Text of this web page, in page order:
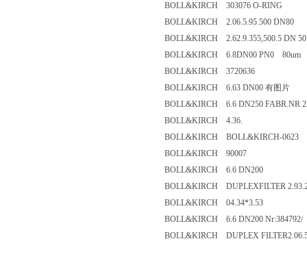
BOLL&KIRCH 303076 O-RING
BOLL&KIRCH 2.06.5.95.500
BOLL&KIRCH 2.62.9.355,500.5
BOLL&KIRCH 6.8DN00 PN0
BOLL&KIRCH 3720636
BOLL&KIRCH 6.63 DN00 有图片
BOLL&KIRCH 6.6 DN250
BOLL&KIRCH 4.36.
BOLL&KIRCH BOLL&KIRCH-
BOLL&KIRCH 90007
BOLL&KIRCH 6.6 DN200
BOLL&KIRCH DUPLEXFILTER
BOLL&KIRCH 04.34*3.53
BOLL&KIRCH 6.6 DN200
BOLL&KIRCH DUPLEX